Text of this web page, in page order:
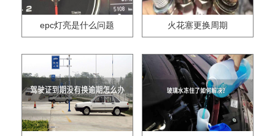
epc灯亮是什么问题 火花塞更换周期